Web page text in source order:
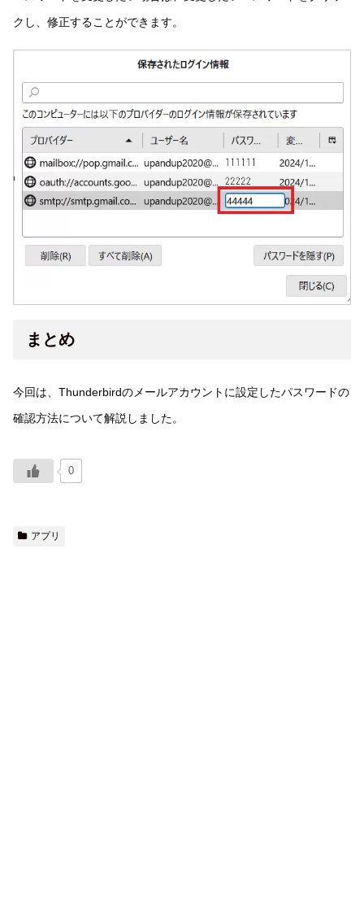
クし、修正することができます。
まとめ
今回は、Thunderbirdのメールアカウントに設定したパスワードの
確認方法について解説しました。
0
アプリ